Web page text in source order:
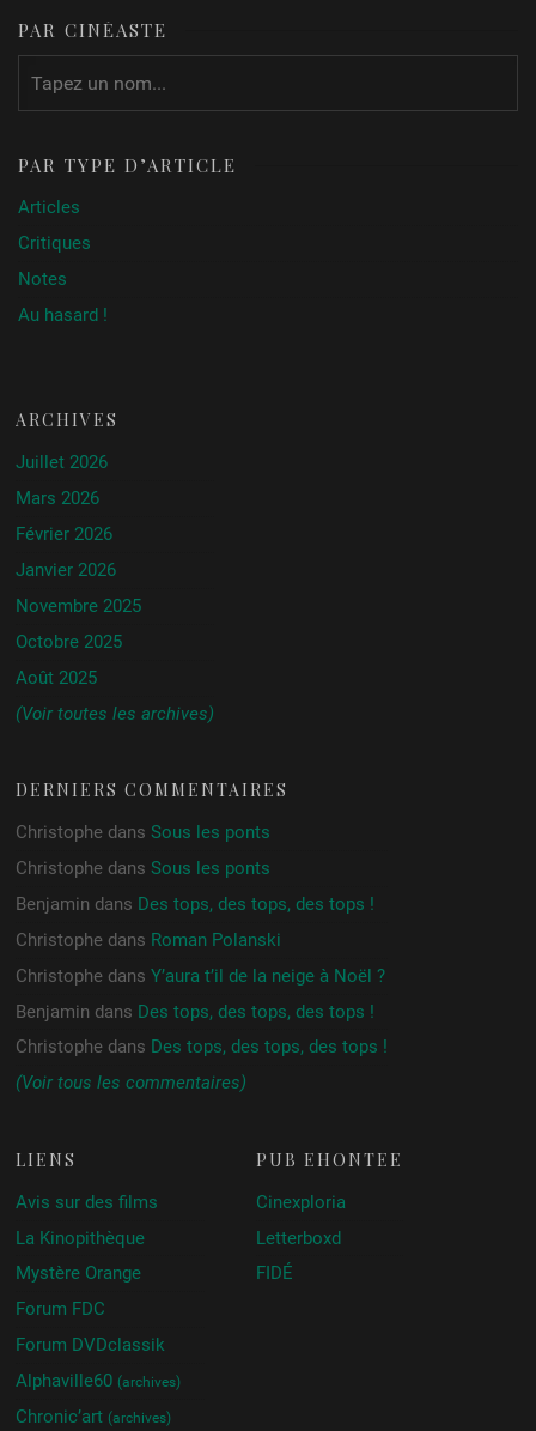
PAR CINÉASTE
PAR TYPE D’ARTICLE
Articles
Critiques
Notes
Au hasard !
ARCHIVES
Juillet 2026
Mars 2026
Février 2026
Janvier 2026
Novembre 2025
Octobre 2025
Août 2025
(Voir toutes les archives)
DERNIERS COMMENTAIRES
Christophe dans Sous les ponts
Christophe dans Sous les ponts
Benjamin dans Des tops, des tops, des tops !
Christophe dans Roman Polanski
Christophe dans Y’aura t’il de la neige à Noël ?
Benjamin dans Des tops, des tops, des tops !
Christophe dans Des tops, des tops, des tops !
(Voir tous les commentaires)
LIENS
Avis sur des films
La Kinopithèque
Mystère Orange
Forum FDC
Forum DVDclassik
Alphaville60 (archives)
Chronic’art (archives)
PUB ÉHONTÉE
Cinexploria
Letterboxd
FIDÉ